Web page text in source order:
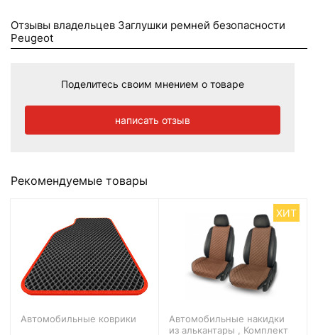
Отзывы владельцев Заглушки ремней безопасности
Peugeot
Поделитесь своим мнением о товаре
написать отзыв
Рекомендуемые товары
Автомобильные коврики
ХИТ
Автомобильные накидки
из алькантары , Комплект